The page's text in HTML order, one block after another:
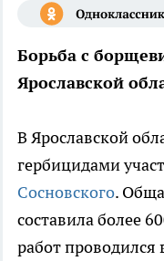
Борьба с
Ярославской
В Ярославской
гербицидами
Сосновского.
составила более
работ